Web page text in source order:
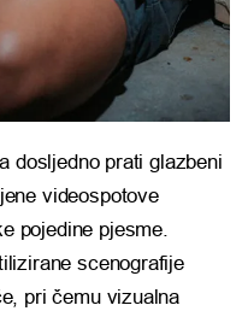
dosljedno prati glazbeni
videospotove
pojedine pjesme.
scenografije
pri čemu vizualna